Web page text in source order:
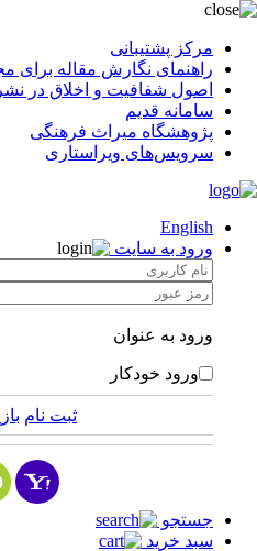
مرکز پشتیبانی
راهنمای نگارش مقاله برای
اصول شفافیت و اخلاق در نشر
سامانه قدیم
پژوهشگاه میراث فرهنگی
سرویس‌های ویراستاری
English
ورود به سایت
ورود به عنوان
ورود خودکار
ثبت نام
جستجو
سبد خرید